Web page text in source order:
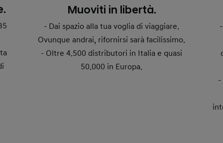
Muoviti in libertà.
- Dai spazio alla tua voglia di viaggiare.
Ovunque andrai, rifornirsi sarà facilissimo.
- Oltre 4.500 distributori in Italia e quasi
50.000 in Europa.
-